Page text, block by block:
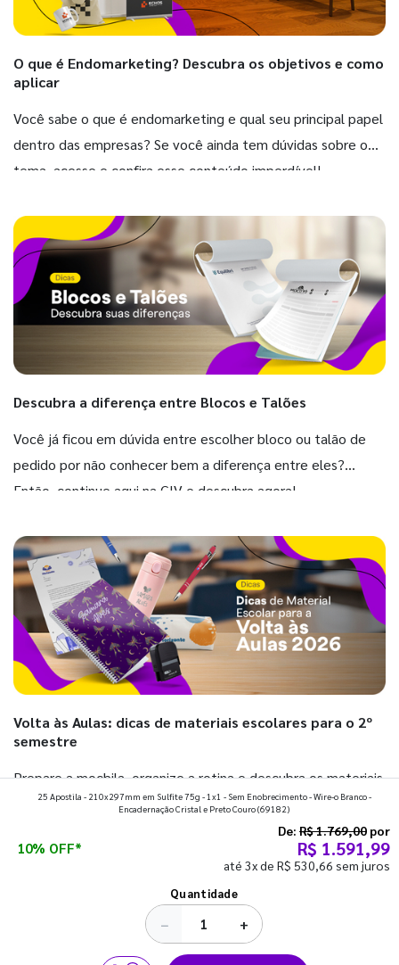
O que é Endomarketing? Descubra os objetivos e como
aplicar
Você sabe o que é endomarketing e qual seu principal papel
dentro das empresas? Se você ainda tem dúvidas sobre o
tema, acesse e confira esse conteúdo imperdível!
Descubra a diferença entre Blocos e Talões
Você já ficou em dúvida entre escolher bloco ou talão de
pedido por não conhecer bem a diferença entre eles?
Então, continue aqui na GIV e descubra agora!
Volta às Aulas: dicas de materiais escolares para o 2º
semestre
Prepare a mochila, organize a rotina e descubra os materiais
que fazem toda diferença para começar o segundo
25 Apostila - 210x297mm em Sulfite 75g - 1x1 - Sem Enobrecimento - Wire-o Branco -
Encadernação Cristal e Preto Couro(69182)
10% OFF*
De: R$ 1.769,00 por
R$ 1.591,99
até 3x de R$ 530,66 sem juros
Quantidade
− +